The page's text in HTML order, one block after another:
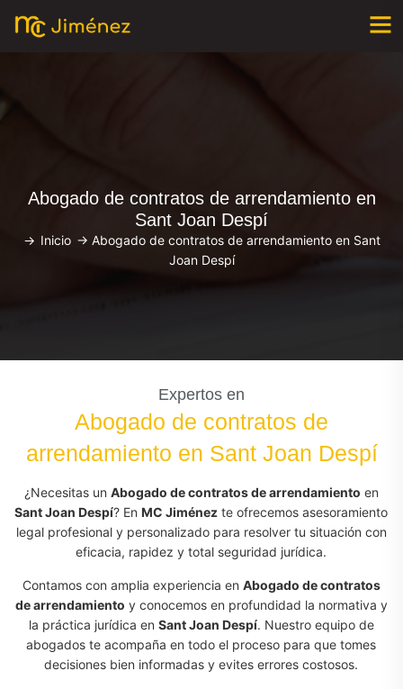
Abogado de contratos de arrendamiento en
Sant Joan Despí
-> Inicio -> Abogado de contratos de arrendamiento en Sant
Joan Despí
Expertos en
Abogado de contratos de
arrendamiento en Sant Joan Despí
¿Necesitas un Abogado de contratos de arrendamiento en
Sant Joan Despí? EnMC Jiménez te ofrecemos asesoramiento
legal profesional y personalizado para resolver tu situación con
eficacia, rapidez y total seguridad jurídica.
Contamos con amplia experiencia en Abogado de contratos
de arrendamiento y conocemos en profundidad la normativa y
la práctica jurídica en Sant Joan Despí. Nuestro equipo de
abogados te acompaña en todo el proceso para que tomes
decisiones bien informadas y evites errores costosos.